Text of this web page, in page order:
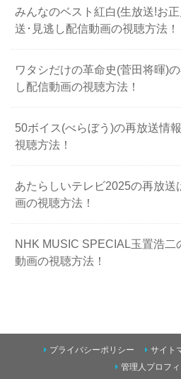
みんなのベスト紅白(生放送!お
送･見逃し配信動画の視聴方法！
ワタシだけの革命史(菅田将暉)
し配信動画の視聴方法！
50ボイス(べらぼう)の再放送情
視聴方法！
あたらしいテレビ2025の再放送
画の視聴方法！
NHK MUSIC SPECIAL玉置浩二
動画の視聴方法！
プライバシーポリシー サイト
管理人プロフ